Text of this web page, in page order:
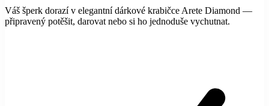
Váš šperk dorazí v elegantní dárkové krabičce Arete Diamond —
připravený potěšit, darovat nebo si ho jednoduše vychutnat.